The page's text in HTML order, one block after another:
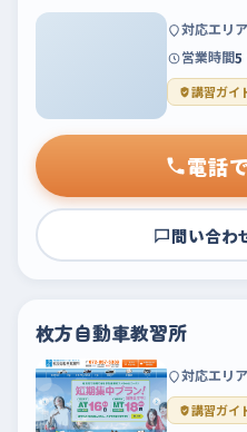
対応エリア
営業時間5
講習ガイ
電話
問い合わ
枚方自動車教習所
対応エリア
講習ガイ